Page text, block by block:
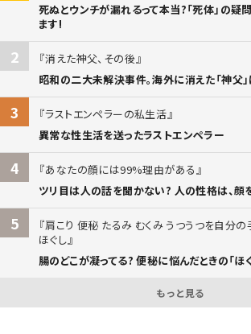
死ぬとウンチが漏れるって本当?「死体」の疑
ます!
2
消えた神父、その後
昭和の二大未解決事件。海外に消えた「神父」
3
ラストエンペラーの私生活
異常な性生活を送ったラストエンペラー
4
あなたの顔には99%理由がある
ツリ目は人の話を聞かない? 人の性格は、顔
5
肩こり 便秘 たるみ むくみ うつうつを自分の
ほぐし
腸のどこが凝ってる? 便秘に悩んだときの「ほ
もっと見る